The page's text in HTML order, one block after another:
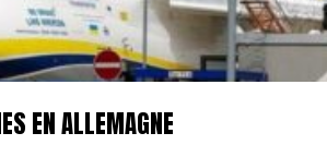
EN ALLEMAGNE